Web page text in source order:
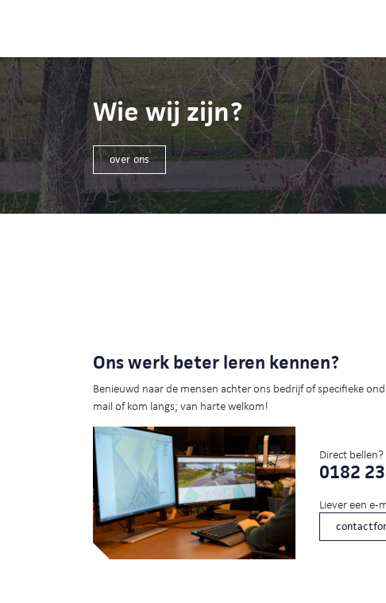
Wie wij zijn?
over ons
Ons werk beter leren kennen?
Benieuwd naar de mensen achter ons bedrijf of specifieke
mail of kom langs; van harte welkom!
Direct
0182
Liever een e-